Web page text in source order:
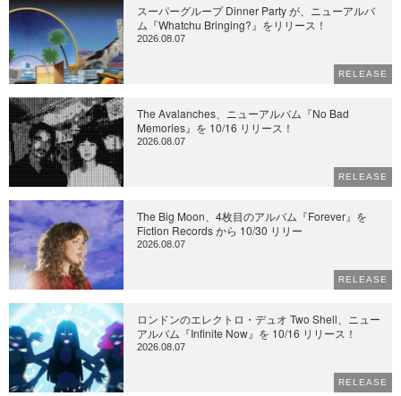
スーパーグループ Dinner Party が、ニューアルバ
ム『Whatchu Bringing?』をリリース！
2026.08.07
RELEASE
The Avalanches、ニューアルバム『No Bad
Memories』を 10/16 リリース！
2026.08.07
RELEASE
The Big Moon、4枚目のアルバム『Forever』を
Fiction Records から 10/30 リリー
2026.08.07
RELEASE
ロンドンのエレクトロ・デュオ Two Shell、ニュー
アルバム『Infinite Now』を 10/16 リリース！
2026.08.07
RELEASE